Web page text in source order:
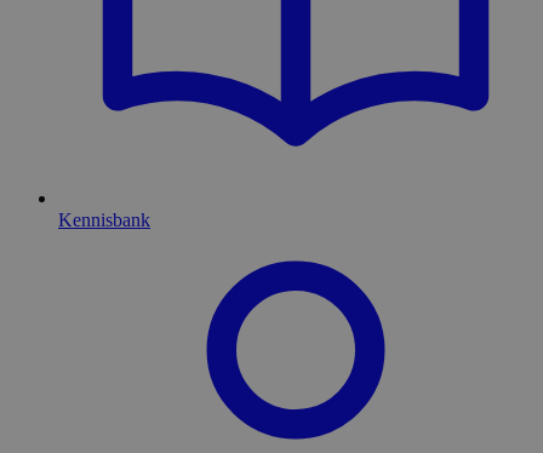
Kennisbank